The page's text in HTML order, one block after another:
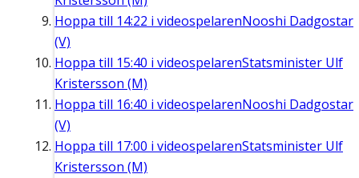
Hoppa till 14:22 i videospelarenNooshi Dadgostar
(V)
Hoppa till 15:40 i videospelarenStatsminister Ulf
Kristersson (M)
Hoppa till 16:40 i videospelarenNooshi Dadgostar
(V)
Hoppa till 17:00 i videospelarenStatsminister Ulf
Kristersson (M)